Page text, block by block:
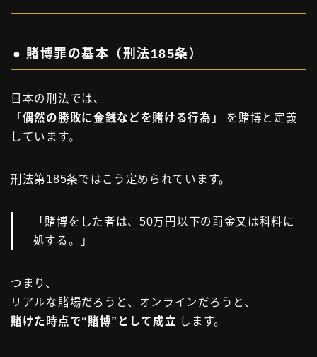
● 賭博罪の基本（刑法185条）
日本の刑法では、
「偶然の勝敗に金銭などを賭ける行為」
を賭博と定義
しています。
刑法第185条ではこう定められています。
「賭博をした者は、50万円以下の罰金又は科料に
処する。」
つまり、
リアルな賭場だろうと、オンラインだろうと、
賭けた時点で“賭博”として成立 します。